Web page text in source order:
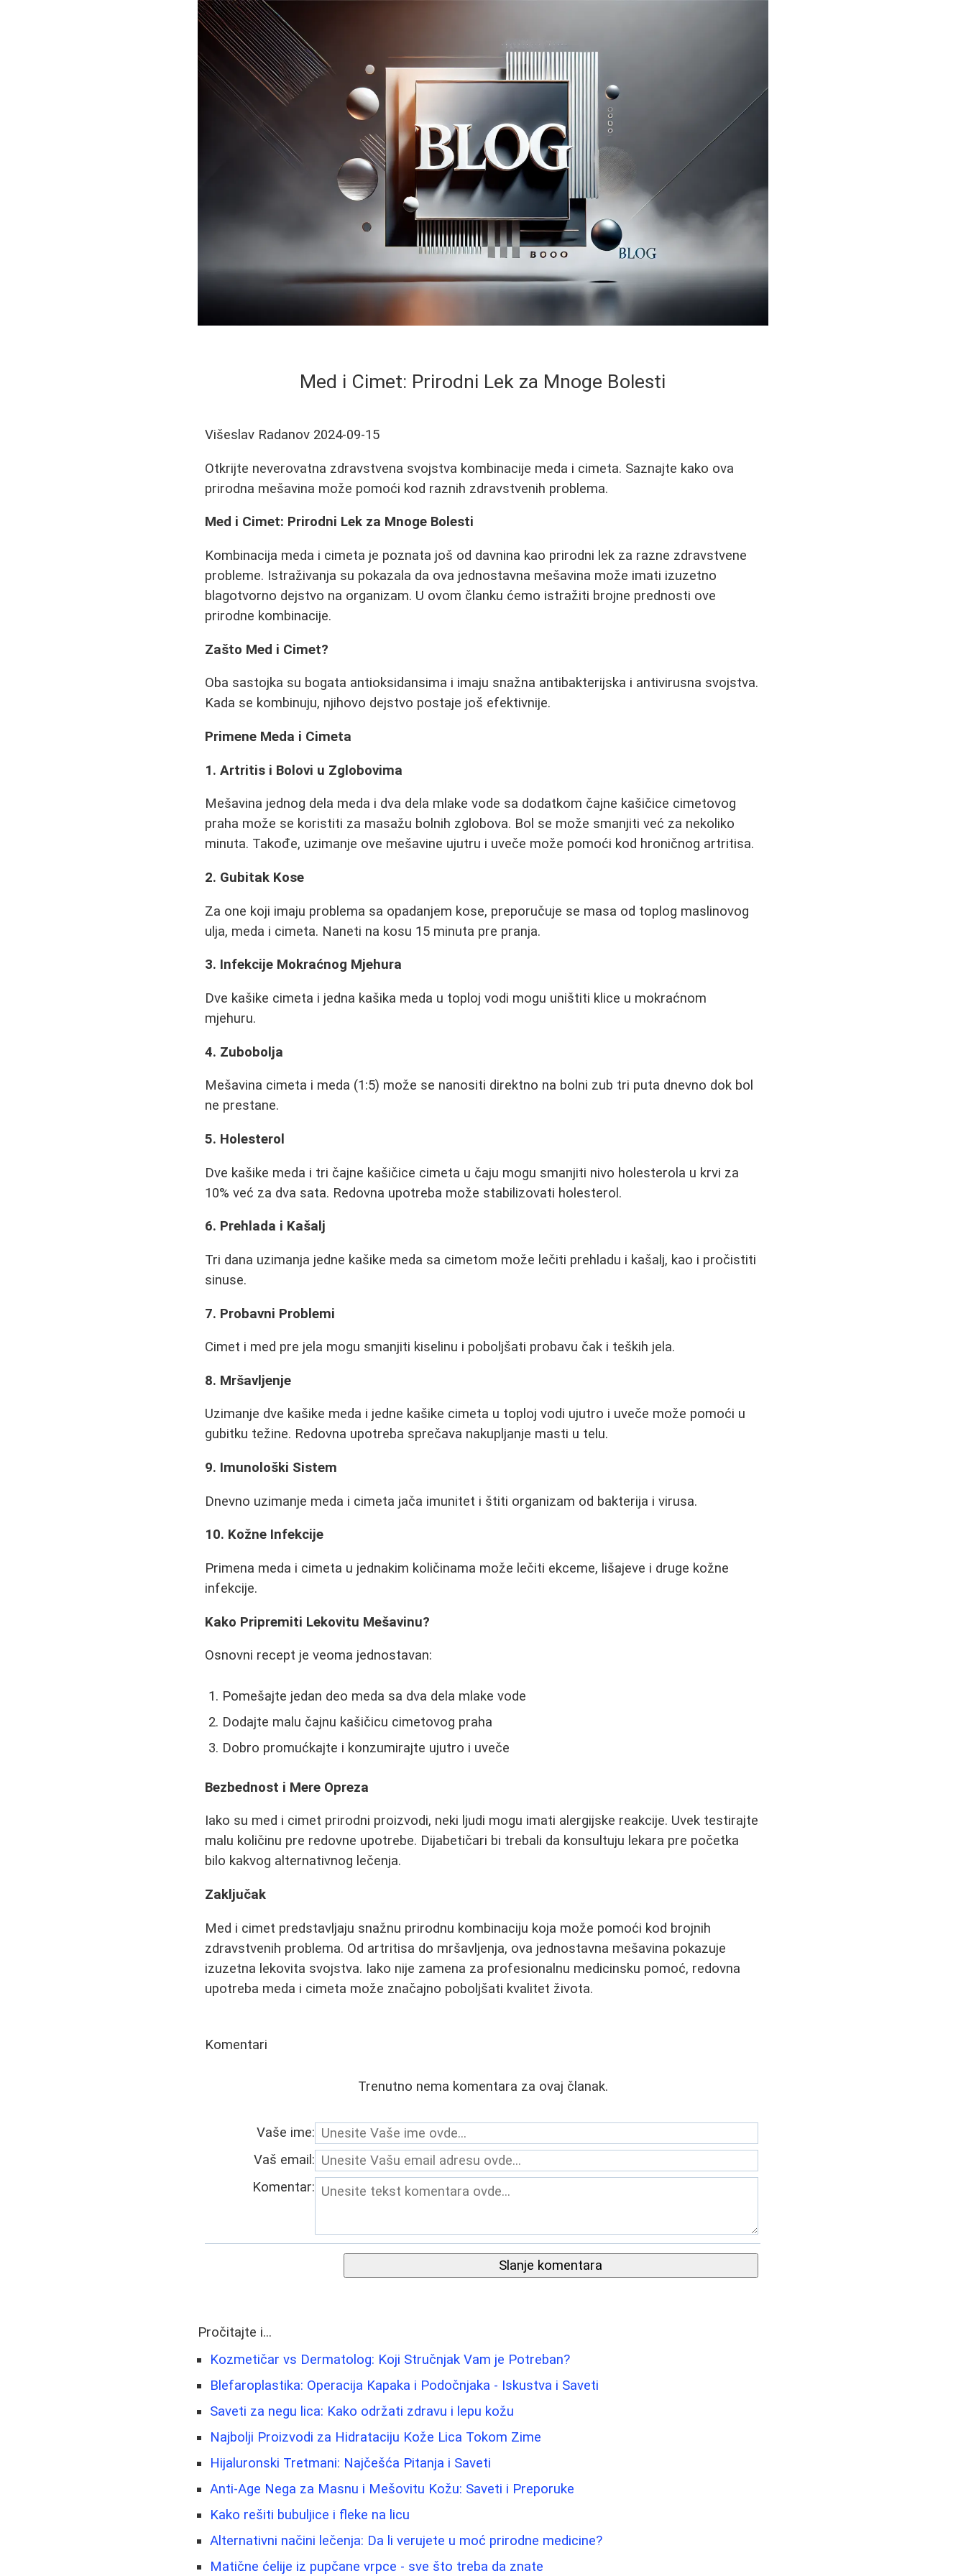
Med i Cimet: Prirodni Lek za Mnoge Bolesti
Višeslav Radanov 2024-09-15
Otkrijte neverovatna zdravstvena svojstva kombinacije meda i cimeta. Saznajte kako ova
prirodna mešavina može pomoći kod raznih zdravstvenih problema.
Med i Cimet: Prirodni Lek za Mnoge Bolesti
Kombinacija meda i cimeta je poznata još od davnina kao prirodni lek za razne zdravstvene
probleme. Istraživanja su pokazala da ova jednostavna mešavina može imati izuzetno
blagotvorno dejstvo na organizam. U ovom članku ćemo istražiti brojne prednosti ove
prirodne kombinacije.
Zašto Med i Cimet?
Oba sastojka su bogata antioksidansima i imaju snažna antibakterijska i antivirusna svojstva.
Kada se kombinuju, njihovo dejstvo postaje još efektivnije.
Primene Meda i Cimeta
1. Artritis i Bolovi u Zglobovima
Mešavina jednog dela meda i dva dela mlake vode sa dodatkom čajne kašičice cimetovog
praha može se koristiti za masažu bolnih zglobova. Bol se može smanjiti već za nekoliko
minuta. Takođe, uzimanje ove mešavine ujutru i uveče može pomoći kod hroničnog artritisa.
2. Gubitak Kose
Za one koji imaju problema sa opadanjem kose, preporučuje se masa od toplog maslinovog
ulja, meda i cimeta. Naneti na kosu 15 minuta pre pranja.
3. Infekcije Mokraćnog Mjehura
Dve kašike cimeta i jedna kašika meda u toploj vodi mogu uništiti klice u mokraćnom
mjehuru.
4. Zubobolja
Mešavina cimeta i meda (1:5) može se nanositi direktno na bolni zub tri puta dnevno dok bol
ne prestane.
5. Holesterol
Dve kašike meda i tri čajne kašičice cimeta u čaju mogu smanjiti nivo holesterola u krvi za
10% već za dva sata. Redovna upotreba može stabilizovati holesterol.
6. Prehlada i Kašalj
Tri dana uzimanja jedne kašike meda sa cimetom može lečiti prehladu i kašalj, kao i pročistiti
sinuse.
7. Probavni Problemi
Cimet i med pre jela mogu smanjiti kiselinu i poboljšati probavu čak i teških jela.
8. Mršavljenje
Uzimanje dve kašike meda i jedne kašike cimeta u toploj vodi ujutro i uveče može pomoći u
gubitku težine. Redovna upotreba sprečava nakupljanje masti u telu.
9. Imunološki Sistem
Dnevno uzimanje meda i cimeta jača imunitet i štiti organizam od bakterija i virusa.
10. Kožne Infekcije
Primena meda i cimeta u jednakim količinama može lečiti ekceme, lišajeve i druge kožne
infekcije.
Kako Pripremiti Lekovitu Mešavinu?
Osnovni recept je veoma jednostavan:
Pomešajte jedan deo meda sa dva dela mlake vode
Dodajte malu čajnu kašičicu cimetovog praha
Dobro promućkajte i konzumirajte ujutro i uveče
Bezbednost i Mere Opreza
Iako su med i cimet prirodni proizvodi, neki ljudi mogu imati alergijske reakcije. Uvek testirajte
malu količinu pre redovne upotrebe. Dijabetičari bi trebali da konsultuju lekara pre početka
bilo kakvog alternativnog lečenja.
Zaključak
Med i cimet predstavljaju snažnu prirodnu kombinaciju koja može pomoći kod brojnih
zdravstvenih problema. Od artritisa do mršavljenja, ova jednostavna mešavina pokazuje
izuzetna lekovita svojstva. Iako nije zamena za profesionalnu medicinsku pomoć, redovna
upotreba meda i cimeta može značajno poboljšati kvalitet života.
Komentari
Trenutno nema komentara za ovaj članak.
Vaše ime:
Vaš email:
Komentar:
Slanje komentara
Pročitajte i...
Kozmetičar vs Dermatolog: Koji Stručnjak Vam je Potreban?
Blefaroplastika: Operacija Kapaka i Podočnjaka - Iskustva i Saveti
Saveti za negu lica: Kako održati zdravu i lepu kožu
Najbolji Proizvodi za Hidrataciju Kože Lica Tokom Zime
Hijaluronski Tretmani: Najčešća Pitanja i Saveti
Anti-Age Nega za Masnu i Mešovitu Kožu: Saveti i Preporuke
Kako rešiti bubuljice i fleke na licu
Alternativni načini lečenja: Da li verujete u moć prirodne medicine?
Matične ćelije iz pupčane vrpce - sve što treba da znate